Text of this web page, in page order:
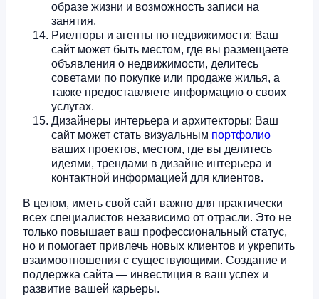
образе жизни и возможность записи на
занятия.
Риелторы и агенты по недвижимости: Ваш
сайт может быть местом, где вы размещаете
объявления о недвижимости, делитесь
советами по покупке или продаже жилья, а
также предоставляете информацию о своих
услугах.
Дизайнеры интерьера и архитекторы: Ваш
сайт может стать визуальным портфолио
ваших проектов, местом, где вы делитесь
идеями, трендами в дизайне интерьера и
контактной информацией для клиентов.
В целом, иметь свой сайт важно для практически
всех специалистов независимо от отрасли. Это не
только повышает ваш профессиональный статус,
но и помогает привлечь новых клиентов и укрепить
взаимоотношения с существующими. Создание и
поддержка сайта — инвестиция в ваш успех и
развитие вашей карьеры.